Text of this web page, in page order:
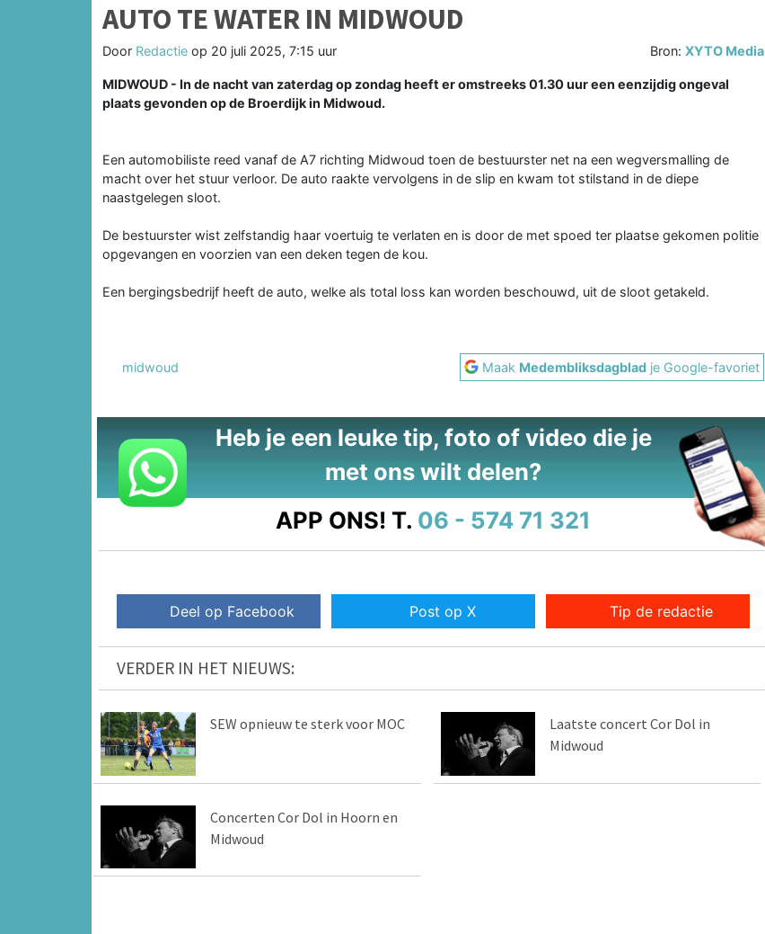
AUTO TE WATER IN MIDWOUD
Door Redactie op 20 juli 2025, 7:15 uur Bron:XYTO Media
MIDWOUD - In de nacht van zaterdag op zondag heeft er omstreeks 01.30 uur een eenzijdig ongeval
plaats gevonden op de Broerdijk in Midwoud.
Een automobiliste reed vanaf de A7 richting Midwoud toen de bestuurster net na een wegversmalling de
macht over het stuur verloor. De auto raakte vervolgens in de slip en kwam tot stilstand in de diepe
naastgelegen sloot.
De bestuurster wist zelfstandig haar voertuig te verlaten en is door de met spoed ter plaatse gekomen politie
opgevangen en voorzien van een deken tegen de kou.
Een bergingsbedrijf heeft de auto, welke als total loss kan worden beschouwd, uit de sloot getakeld.
midwoud Maak Medembliksdagblad je Google-favoriet
Heb je een leuke tip, foto of video die je
met ons wilt delen?
APP ONS! T. 06 - 574 71 321
Deel op Facebook Post op X Tip de redactie
VERDER IN HET NIEUWS:
SEW opnieuw te sterk voor MOC
Laatste concert Cor Dol in
Midwoud
Concerten Cor Dol in Hoorn en
Midwoud